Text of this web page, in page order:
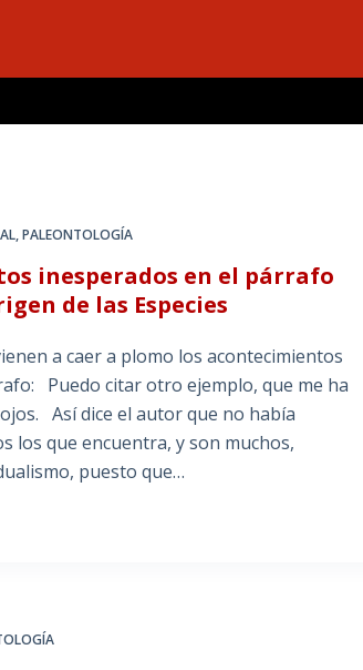
,PALEONTOLOGÍA
inesperados en el párrafo
de las Especies
a caer a plomo los acontecimientos
Puedo citar otro ejemplo, que me ha
Así dice el autor que no había
los que encuentra, y son muchos,
puesto que…